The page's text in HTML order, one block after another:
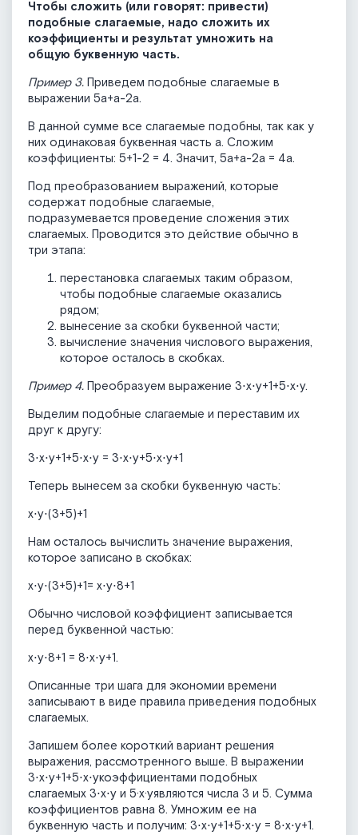
Чтобы сложить (или говорят: привести)
подобные слагаемые, надо сложить их
коэффициенты и результат умножить на
общую буквенную часть.
Пример 3. Приведем подобные слагаемые в
выражении 5а+а-2а.
В данной сумме все слагаемые подобны, так как у
них одинаковая буквенная часть а. Сложим
коэффициенты: 5+1-2 = 4. Значит, 5а+а-2а = 4а.
Под преобразованием выражений, которые
содержат подобные слагаемые,
подразумевается проведение сложения этих
слагаемых. Проводится это действие обычно в
три этапа:
перестановка слагаемых таким образом,
чтобы подобные слагаемые оказались
рядом;
вынесение за скобки буквенной части;
вычисление значения числового выражения,
которое осталось в скобках.
Пример 4. Преобразуем выражение 3⋅x⋅y+1+5⋅x⋅y.
Выделим подобные слагаемые и переставим их
друг к другу:
3⋅x⋅y+1+5⋅x⋅y = 3⋅x⋅y+5⋅x⋅y+1
Теперь вынесем за скобки буквенную часть:
x⋅y⋅(3+5)+1
Нам осталось вычислить значение выражения,
которое записано в скобках:
x⋅y⋅(3+5)+1= x⋅y⋅8+1
Обычно числовой коэффициент записывается
перед буквенной частью:
x⋅y⋅8+1 = 8⋅x⋅y+1.
Описанные три шага для экономии времени
записывают в виде правила приведения подобных
слагаемых.
Запишем более короткий вариант решения
выражения, рассмотренного выше. В выражении
3⋅x⋅y+1+5⋅x⋅yкоэффициентами подобных
слагаемых 3⋅x⋅y и 5·x·yявляются числа 3 и 5. Сумма
коэффициентов равна 8. Умножим ее на
буквенную часть и получим: 3⋅x⋅y+1+5⋅x⋅y = 8⋅x⋅y+1.